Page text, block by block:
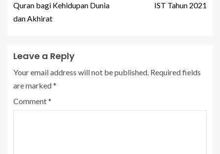
Quran bagi Kehidupan Dunia
dan Akhirat
IST Tahun 2021
Leave a Reply
Your email address will not be published. Required fields
are marked*
Comment*